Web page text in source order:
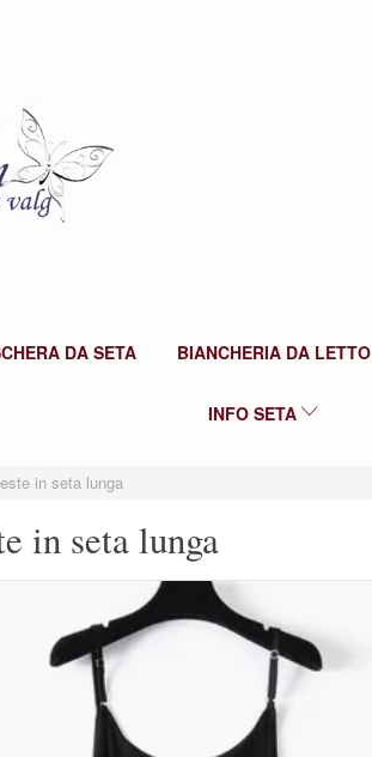
DA SETA BIANCHERIA DA LETTO
INFO SETA
in seta lunga
in seta lunga